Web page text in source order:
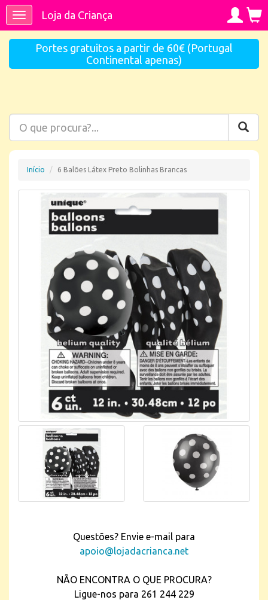
ToggleLoja da Criança
Portes gratuitos a partir de 60€ (Portugal
Continental apenas)
Início 6 Balões Látex Preto Bolinhas Brancas
Questões? Envie e-mail para
apoio@lojadacrianca.net
NÃO ENCONTRA O QUE PROCURA?
Ligue-nos para 261 244 229